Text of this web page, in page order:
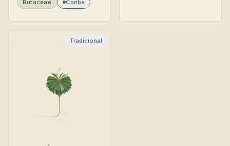
Rutaceae Caribe
Tradicional